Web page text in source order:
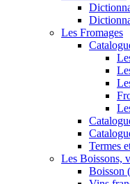
Les Fromages
Termes
Les Boissons,
Boisson